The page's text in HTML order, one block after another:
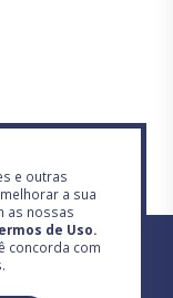
e outras
a sua
as nossas
de Uso.
concorda com